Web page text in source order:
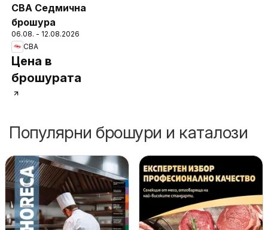
CBA Седмична
брошура
06.08. - 12.08.2026
CBA
Цена в
брошурата
Популярни брошури и каталози